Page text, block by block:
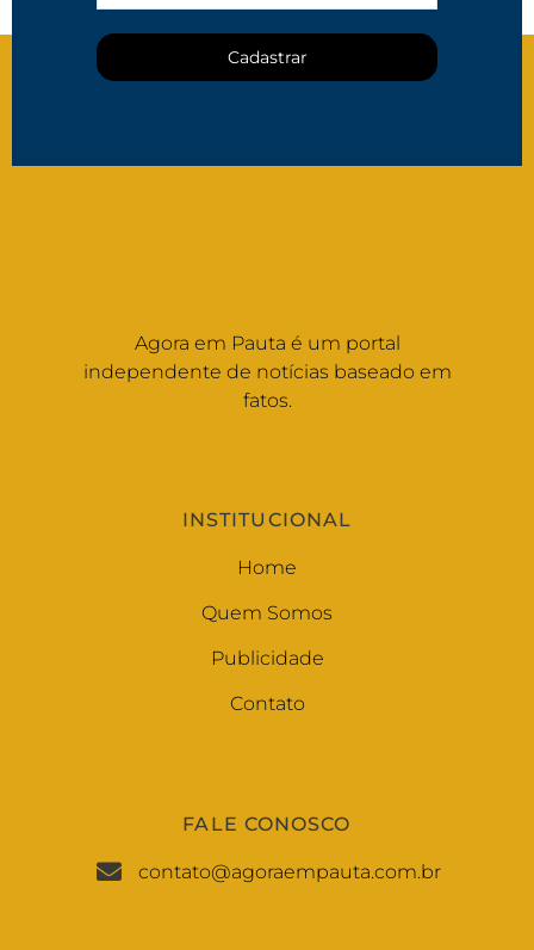
Cadastrar
Agora em Pauta é um portal
independente de notícias baseado em
fatos.
INSTITUCIONAL
Home
Quem Somos
Publicidade
Contato
FALE CONOSCO
contato@agoraempauta.com.br